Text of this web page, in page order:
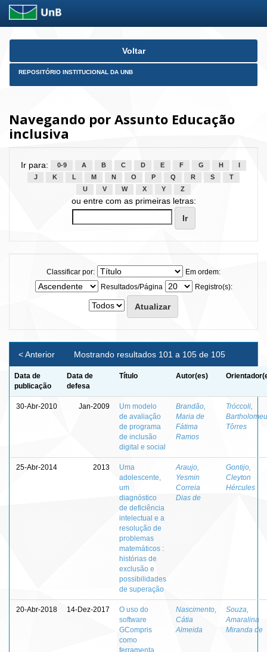
Skip
Voltar
REPOSITÓRIO INSTITUCIONAL DA UNB
Navegando por Assunto Educação
inclusiva
Ir para: 0-9 A B C D E F G H
J
K L M N O P Q R S
T
U
V W X Y Z
ou entre com as primeiras letras:
Classificar por:
Em ordem:
Resultados/Página
Registro(s):
Mostrando resultados 101 a 105 de 105
< Anterior
Data de
publicação
Data de
defesa
Título Autor(es)
30-Abr-2010 Jan-2009
Um modelo
de avaliação
de programa
de inclusão
digital e social
Brandão,
Maria de
Fátima
Ramos
Tróccoli,
Bartholomeu
Tôrres
25-Abr-2014 2013
Uma
adolescente,
um
diagnóstico
de deficiência
intelectual e a
resolução de
problemas
matemáticos :
histórias de
exclusão e
possibilidades
de superação
Araujo,
Yesmin
Correia
Dias de
Gontijo,
Cleyton
Hércules
20-Abr-2018 14-Dez-2017
O uso do
software
GCompris
como
ferramenta
Nascimento,
Cátia
Almeida
Souza,
Amaralina
Miranda de